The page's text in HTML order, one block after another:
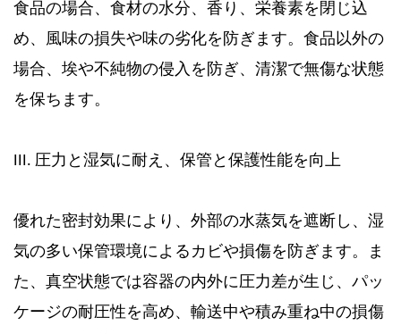
食品の場合、食材の水分、香り、栄養素を閉じ込
め、風味の損失や味の劣化を防ぎます。食品以外の
場合、埃や不純物の侵入を防ぎ、清潔で無傷な状態
を保ちます。
III. 圧力と湿気に耐え、保管と保護性能を向上
優れた密封効果により、外部の水蒸気を遮断し、湿
気の多い保管環境によるカビや損傷を防ぎます。ま
た、真空状態では容器の内外に圧力差が生じ、パッ
ケージの耐圧性を高め、輸送中や積み重ね中の損傷